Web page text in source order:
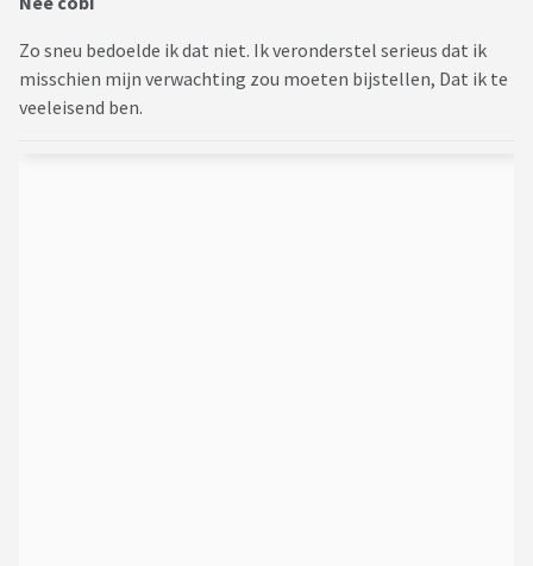
Zo sneu bedoelde ik dat niet. Ik veronderstel serieus dat ik
misschien mijn verwachting zou moeten bijstellen, Dat ik te
veeleisend ben.